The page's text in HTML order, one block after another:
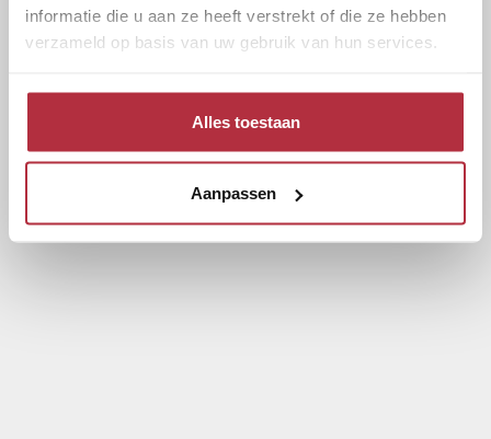
informatie die u aan ze heeft verstrekt of die ze hebben
verzameld op basis van uw gebruik van hun services.
Alles toestaan
Aanpassen